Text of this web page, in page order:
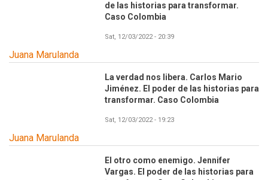
de las historias para transformar.
Caso Colombia
Sat, 12/03/2022 - 20:39
Juana Marulanda
La verdad nos libera. Carlos Mario
Jiménez. El poder de las historias para
transformar. Caso Colombia
Sat, 12/03/2022 - 19:23
Juana Marulanda
El otro como enemigo. Jennifer
Vargas. El poder de las historias para